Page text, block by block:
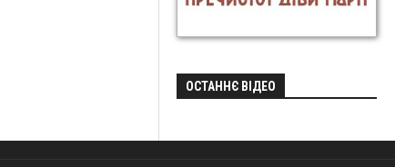
ОСТАННЄ ВІДЕО